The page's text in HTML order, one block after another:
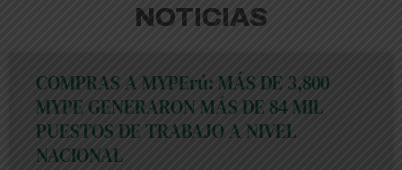
NOTICIAS
COMPRAS A MYPErú: MÁS DE 3,800
MYPE GENERARON MÁS DE 84 MIL
PUESTOS DE TRABAJO A NIVEL
NACIONAL